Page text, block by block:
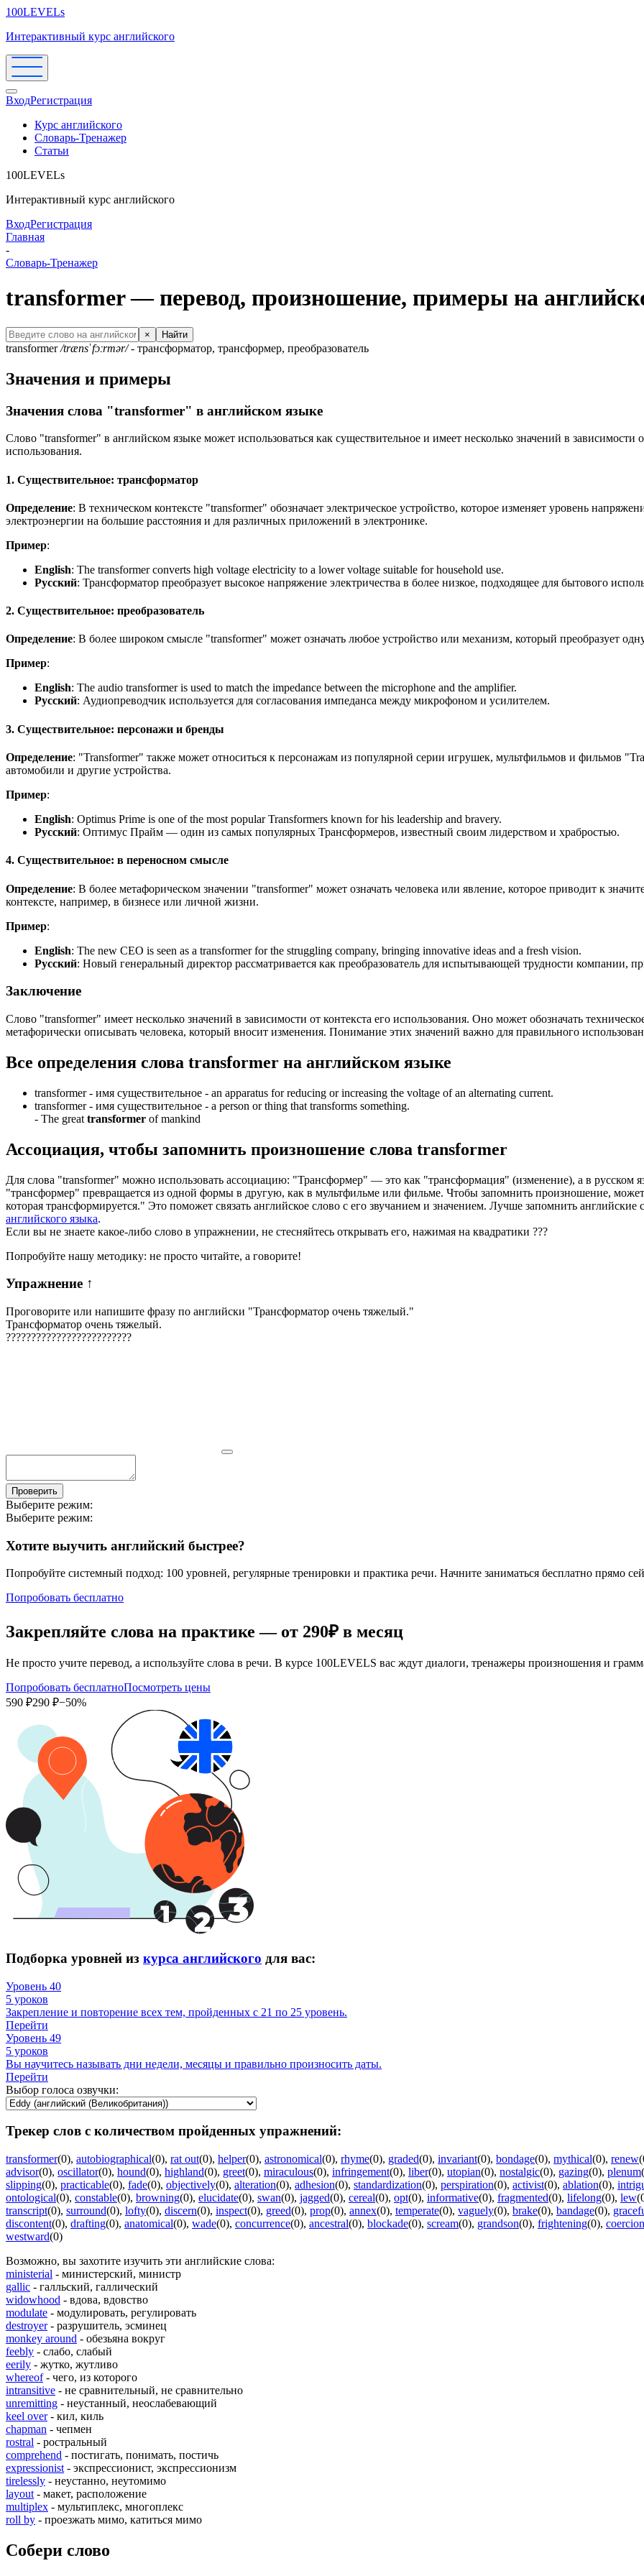
100LEVELs
Интерактивный курс английского
ВходРегистрация
Курс английского
Словарь-Тренажер
Статьи
100LEVELs
Интерактивный курс английского
ВходРегистрация
Главная
-
Словарь-Тренажер
transformer — перевод, произношение, примеры на
× Найти
transformer /trænsˈfɔːrmər/- трансформатор, трансформер, преобразователь
Значения и примеры
Значения слова "transformer" в английском языке
Слово "transformer" в английском языке может использоваться как существительное и имеет несколько значений в
использования.
1. Существительное: трансформатор
Определение: В техническом контексте "transformer" обозначает электрическое устройство, которое изменяет уровень
электроэнергии на большие расстояния и для различных приложений в электронике.
Пример:
English: The transformer converts high voltage electricity to a lower voltage suitable for household use.
Русский: Трансформатор преобразует высокое напряжение электричества в более низкое, подходящее для бытового
2. Существительное: преобразователь
Определение: В более широком смысле "transformer" может означать любое устройство или механизм, который преобразует
Пример:
English: The audio transformer is used to match the impedance between the microphone and the amplifier.
Русский: Аудиопреводчик используется для согласования импеданса между микрофоном и усилителем.
3. Существительное: персонажи и бренды
Определение: "Transformer" также может относиться к персонажам из популярной серии игрушек, мультфильмов и фильмов
автомобили и другие устройства.
Пример:
English: Optimus Prime is one of the most popular Transformers known for his leadership and bravery.
Русский: Оптимус Прайм — один из самых популярных Трансформеров, известный своим лидерством и храбростью.
4. Существительное: в переносном смысле
Определение: В более метафорическом значении "transformer" может означать человека или явление, которое приводит к
контексте, например, в бизнесе или личной жизни.
Пример:
English: The new CEO is seen as a transformer for the struggling company, bringing innovative ideas and a fresh vision.
Русский: Новый генеральный директор рассматривается как преобразователь для испытывающей трудности компании,
Заключение
Слово "transformer" имеет несколько значений в зависимости от контекста его использования. Оно может обозначать
метафорически описывать человека, который вносит изменения. Понимание этих значений важно для правильного
Все определения слова transformer на английском языке
transformer - имя существительное - an apparatus for reducing or increasing the voltage of an alternating current.
transformer - имя существительное - a person or thing that transforms something.
- The great transformer of mankind
Ассоциация, чтобы запомнить произношение слова transformer
Для слова "transformer" можно использовать ассоциацию: "Трансформер" — это как "трансформация" (изменение), а в русском
"трансформер" превращается из одной формы в другую, как в мультфильме или фильме. Чтобы запомнить произношение,
которая трансформируется." Это поможет связать английское слово с его звучанием и значением. Лучше запомнить
английского языка.
Если вы не знаете какое-либо слово в упражнении, не стесняйтесь открывать его, нажимая на квадратики ???
Попробуйте нашу методику: не просто читайте, а говорите!
Упражнение ↑
Проговорите или напишите фразу по английски "Трансформатор очень тяжелый."
Трансформатор очень тяжелый.
?????????????????????????
Проверить
Выберите режим:
Выберите режим:
Хотите выучить английский быстрее?
Попробуйте системный подход: 100 уровней, регулярные тренировки и практика речи. Начните заниматься бесплатно прямо
Попробовать бесплатно
Закрепляйте слова на практике — от 290₽ в месяц
Не просто учите перевод, а используйте слова в речи. В курсе 100LEVELS вас ждут диалоги, тренажеры произношения и
Попробовать бесплатноПосмотреть цены
590 ₽290 ₽−50%
Подборка уровней из курса английского для вас:
Уровень 40
5 уроков
Закрепление и повторение всех тем, пройденных с 21 по 25 уровень.
Перейти
Уровень 49
5 уроков
Вы научитесь называть дни недели, месяцы и правильно произносить даты.
Перейти
Выбор голоса озвучки:
Трекер слов с количеством пройденных упражнений:
transformer(0), autobiographical(0), rat out(0), helper(0), astronomical(0), rhyme(0), graded(0), invariant(0), bondage(0), mythical(0), renew
advisor(0), oscillator(0), hound(0), highland(0), greet(0), miraculous(0), infringement(0), liber(0), utopian(0), nostalgic(0), gazing(0), plenum
slipping(0), practicable(0), fade(0), objectively(0), alteration(0), adhesion(0), standardization(0), perspiration(0), activist(0), ablation(0),
ontological(0), constable(0), browning(0), elucidate(0), swan(0), jagged(0), cereal(0), opt(0), informative(0), fragmented(0), lifelong(0), lew
transcript(0), surround(0), lofty(0), discern(0), inspect(0), greed(0), prop(0), annex(0), temperate(0), vaguely(0), brake(0), bandage(0),
discontent(0), drafting(0), anatomical(0), wade(0), concurrence(0), ancestral(0), blockade(0), scream(0), grandson(0), frightening(0), coercion
westward(0)
Возможно, вы захотите изучить эти английские слова:
ministerial - министерский, министр
gallic - галльский, галлический
widowhood - вдова, вдовство
modulate - модулировать, регулировать
destroyer- разрушитель, эсминец
monkey around - обезьяна вокруг
feebly - слабо, слабый
eerily - жутко, жутливо
whereof- чего, из которого
intransitive - не сравнительный, не сравнительно
unremitting - неустанный, неослабевающий
keel over- кил, киль
chapman - чепмен
rostral - ростральный
comprehend - постигать, понимать, постичь
expressionist - экспрессионист, экспрессионизм
tirelessly - неустанно, неутомимо
layout - макет, расположение
multiplex - мультиплекс, многоплекс
roll by - проезжать мимо, катиться мимо
Собери слово